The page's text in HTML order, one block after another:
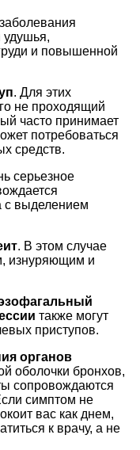
удушья,
и повышенной
. Для этих
не проходящий
часто принимает
потребоваться
средств.
серьезное
с выделением
. В этом случае
изнуряющим и
также могут
приступов.
органов
оболочки бронхов,
сопровождаются
симптом не
вас как днем,
к врачу, а не